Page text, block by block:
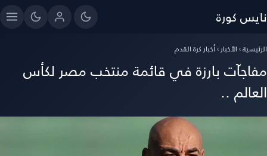
نايس كورة
الرئيسية›الأخبار›أخبار كرة القدم
مفاجآت بارزة في قائمة منتخب مصر لكأس
العالم ..